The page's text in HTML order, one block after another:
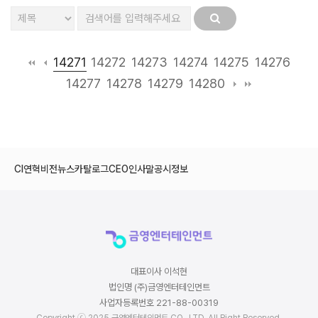
14271 14272 14273 14274 14275 14276
14277 14278 14279 14280
CI 연혁비전뉴스카탈로그CEO인사말공시정보
대표이사 이석현
법인명 (주)금영엔터테인먼트
사업자등록번호 221-88-00319